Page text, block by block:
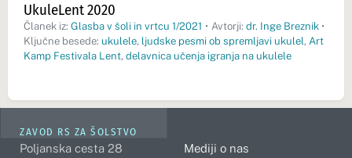
UkuleLent 2020
Članek iz: Glasba v šoli in vrtcu 1/2021 • Avtorji: dr. Inge Breznik •
Ključne besede: ukulele, ljudske pesmi ob spremljavi ukulel, Art
Kamp Festivala Lent, delavnica učenja igranja na ukulele
ZAVOD RS ZA ŠOLSTVO
Poljanska cesta 28
Mediji o nas